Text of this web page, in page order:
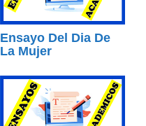
Ensayo Del Dia De
La Mujer